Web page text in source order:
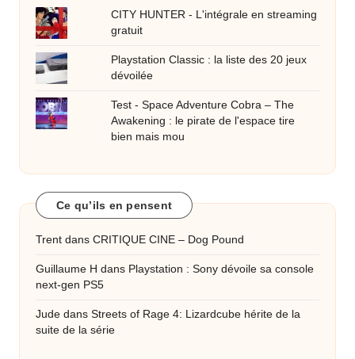
CITY HUNTER - L'intégrale en streaming
gratuit
Playstation Classic : la liste des 20 jeux
dévoilée
Test - Space Adventure Cobra – The
Awakening : le pirate de l'espace tire
bien mais mou
Ce qu’ils en pensent
Trent dans CRITIQUE CINE – Dog Pound
Guillaume H dans Playstation : Sony dévoile sa console
next-gen PS5
Jude dans Streets of Rage 4: Lizardcube hérite de la
suite de la série